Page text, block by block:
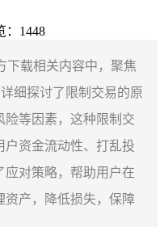
：1448
下载相关内容中，聚焦
细探讨了限制交易的原
险等因素，这种限制交
户资金流动性、打乱投
应对策略，帮助用户在
资产，降低损失，保障